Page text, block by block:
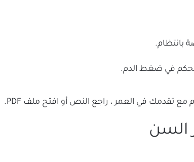
بانتظام.
في ضغط الدم.
السن